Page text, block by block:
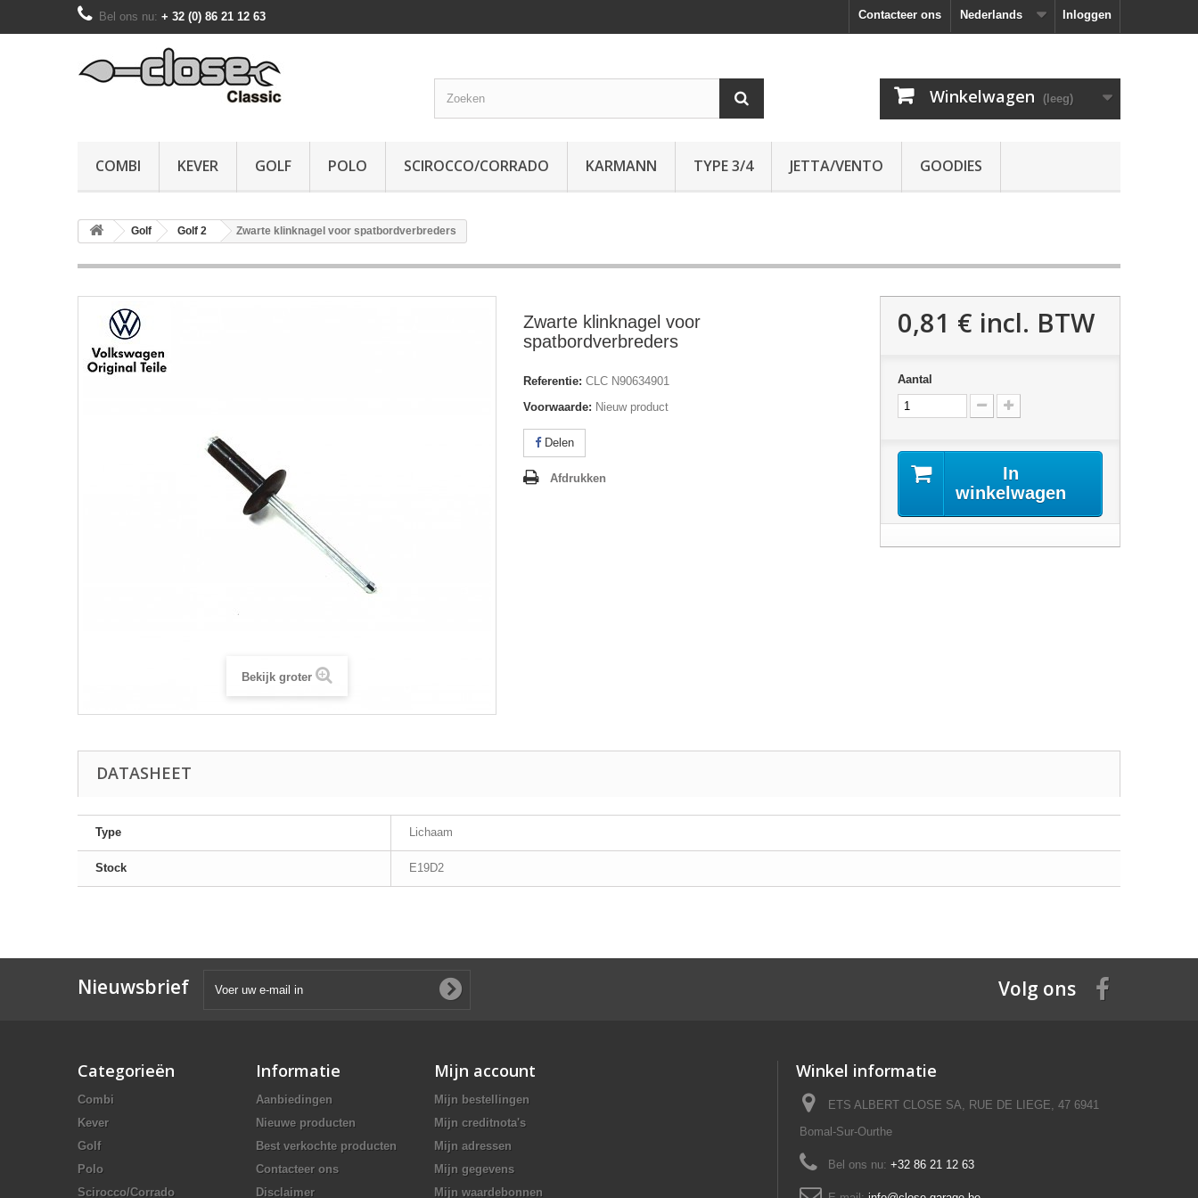
Inloggen
Nederlands
Contacteer ons
Bel ons nu: + 32 (0) 86 21 12 63
Winkelwagen (leeg)
COMBI KEVER GOLF POLO SCIROCCO/CORRADO KARMANN TYPE 3/4 JETTA/VENTO GOODIES
Golf Golf 2 Zwarte klinknagel voor spatbordverbreders
Bekijk groter
Zwarte klinknagel voor
spatbordverbreders
Referentie: CLC N90634901
Voorwaarde: Nieuw product
Delen
Afdrukken
0,81 € incl. BTW
Aantal
In
winkelwagen
DATASHEET
Type Lichaam
Stock E19D2
Nieuwsbrief Volg ons
Categorieën
Combi
Kever
Golf
Polo
Scirocco/Corrado
Informatie
Aanbiedingen
Nieuwe producten
Best verkochte producten
Contacteer ons
Disclaimer
Mijn account
Mijn bestellingen
Mijn creditnota's
Mijn adressen
Mijn gegevens
Mijn waardebonnen
Winkel informatie
ETS ALBERT CLOSE SA, RUE DE LIEGE, 47 6941
Bomal-Sur-Ourthe
Bel ons nu: +32 86 21 12 63